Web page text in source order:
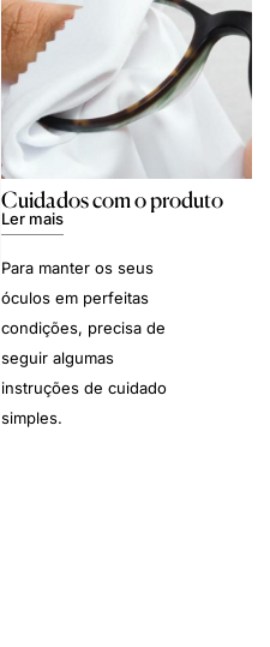
Cuidados com o produto
Ler mais
Para manter os seus
óculos em perfeitas
condições, precisa de
seguir algumas
instruções de cuidado
simples.